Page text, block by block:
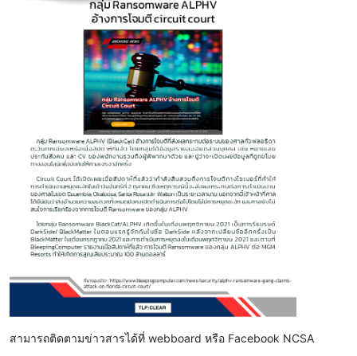
สามารถติดตามข่าวสารได้ที่ webboard หรือ Facebook NCSA